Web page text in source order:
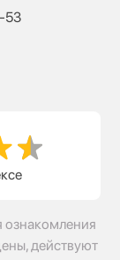
53
ознакомления
действуют